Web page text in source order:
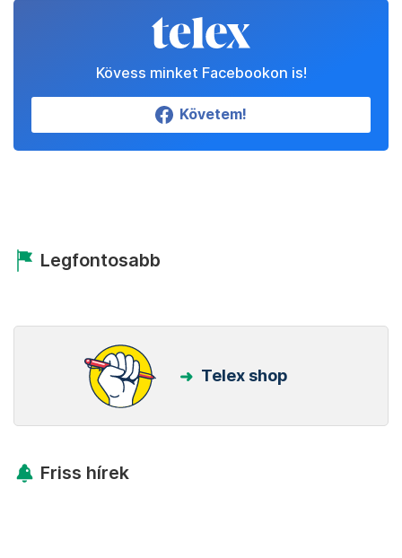
Kövess minket Facebookon is!
Követem!
Legfontosabb
Telex shop
Friss hírek